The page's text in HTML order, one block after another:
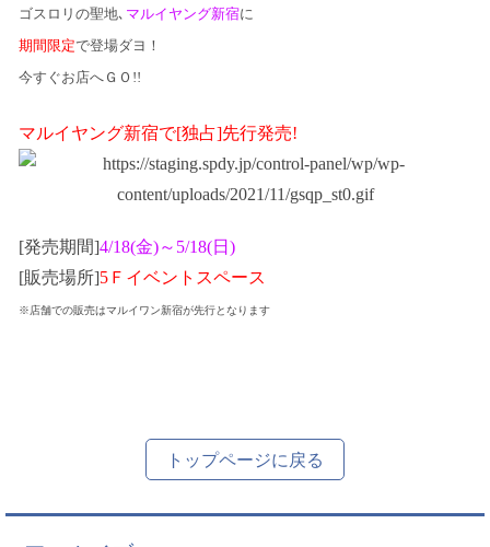
ゴスロリの聖地､ マルイヤング新宿に
期間限定で登場ダヨ！
今すぐお店へＧＯ!!
マルイヤング新宿で[独占]先行発売!
[発売期間]4/18(金)～5/18(日)
[販売場所]5Ｆイベントスペース
※店舗での販売はマルイワン新宿が先行となります
トップページに戻る